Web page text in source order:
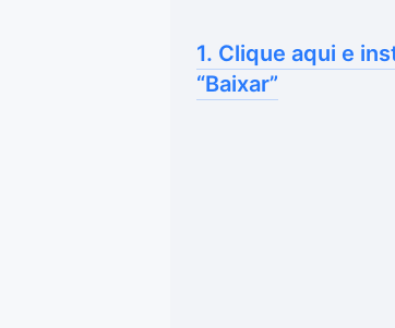
1. Clique aqui e
“Baixar”